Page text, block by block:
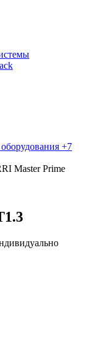
+7
Master Prime